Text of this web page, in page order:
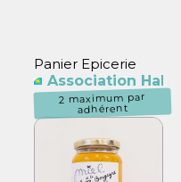
Panier Epicerie
Association
2 maximum par
adhérent